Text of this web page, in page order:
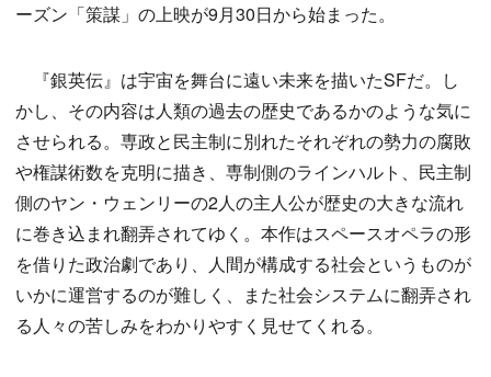
ーズン「策謀」の上映が9月30日から始まった。
『銀英伝』は宇宙を舞台に遠い未来を描いたSFだ。し
かし、その内容は人類の過去の歴史であるかのような気に
させられる。専政と民主制に別れたそれぞれの勢力の腐敗
や権謀術数を克明に描き、専制側のラインハルト、民主制
側のヤン・ウェンリーの2人の主人公が歴史の大きな流れ
に巻き込まれ翻弄されてゆく。本作はスペースオペラの形
を借りた政治劇であり、人間が構成する社会というものが
いかに運営するのが難しく、また社会システムに翻弄され
る人々の苦しみをわかりやすく見せてくれる。